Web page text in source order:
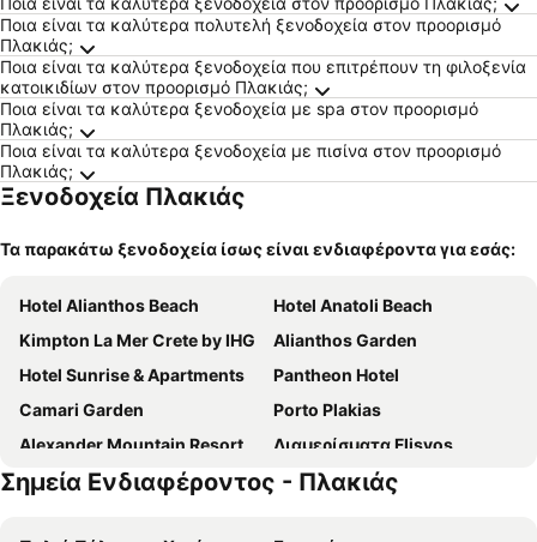
Ποια είναι τα καλύτερα πολυτελή ξενοδοχεία στον προορισμό
Πλακιάς;
Ποια είναι τα καλύτερα ξενοδοχεία που επιτρέπουν τη φιλοξενία
κατοικιδίων στον προορισμό Πλακιάς;
Ποια είναι τα καλύτερα ξενοδοχεία με spa στον προορισμό
Πλακιάς;
Ποια είναι τα καλύτερα ξενοδοχεία με πισίνα στον προορισμό
Πλακιάς;
Ξενοδοχεία Πλακιάς
Τα παρακάτω ξενοδοχεία ίσως είναι ενδιαφέροντα για εσάς:
Hotel Alianthos Beach
Hotel Anatoli Beach
Kimpton La Mer Crete by IHG
Alianthos Garden
Hotel Sunrise & Apartments
Pantheon Hotel
Camari Garden
Porto Plakias
Alexander Mountain Resort
Διαμερίσματα Flisvos
Plakias Resorts
Green Hotel - Maravel Botanical Garden
Σημεία Ενδιαφέροντος - Πλακιάς